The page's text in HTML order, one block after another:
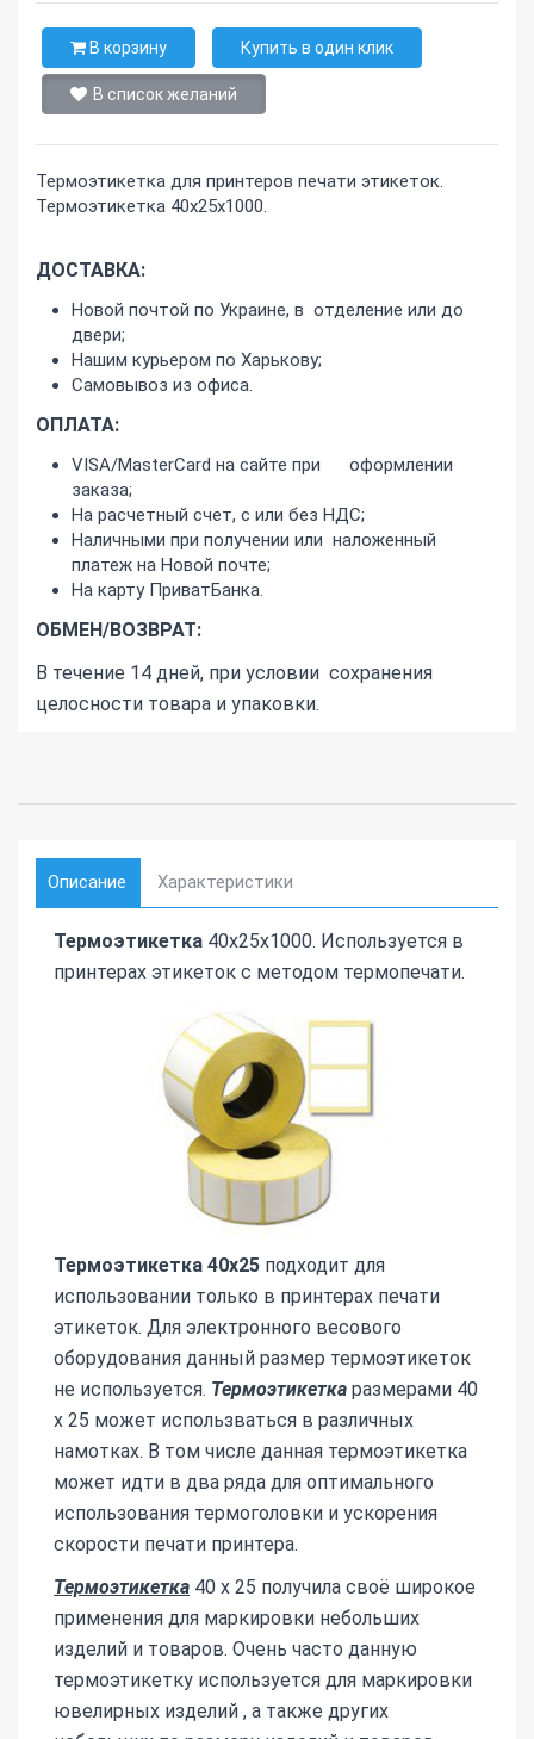
В корзину Купить в один клик
В список желаний
Термоэтикетка для принтеров печати этикеток.
Термоэтикетка 40х25х1000.
ДОСТАВКА:
Новой почтой по Украине, в отделение или до
двери;
Нашим курьером по Харькову;
Самовывоз из офиса.
ОПЛАТА:
VISA/MasterCard на сайте при оформлении
заказа;
На расчетный счет, с или без НДС;
Наличными при получении или наложенный
платеж на Новой почте;
На карту ПриватБанка.
ОБМЕН/ВОЗВРАТ:
В течение 14 дней, при условии сохранения
целосности товара и упаковки.
Описание Характеристики
Термоэтикетка 40х25х1000. Используется в
принтерах этикеток с методом термопечати.
Термоэтикетка 40х25 подходит для
использовании только в принтерах печати
этикеток. Для электронного весового
оборудования данный размер термоэтикеток
не используется. Термоэтикетка размерами 40
х 25 может использваться в различных
намотках. В том числе данная термоэтикетка
может идти в два ряда для оптимального
использования термоголовки и ускорения
скорости печати принтера.
Термоэтикетка 40 х 25 получила своё широкое
применения для маркировки небольших
изделий и товаров. Очень часто данную
термоэтикетку используется для маркировки
ювелирных изделий , а также других